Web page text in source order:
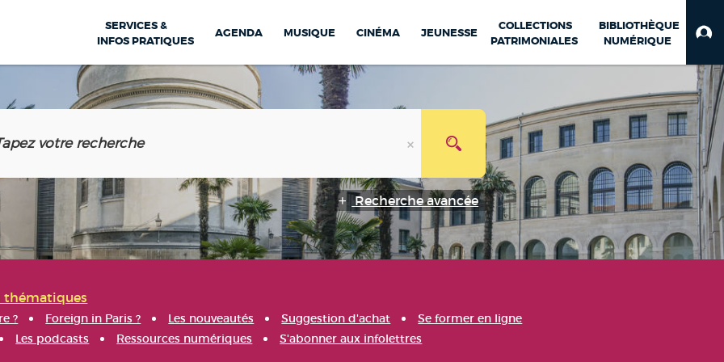
SERVICES &
INFOS PRATIQUES
AGENDA MUSIQUE CINÉMA JEUNESSE
COLLECTIONS
PATRIMONIALES
BIBLIOTHÈQUE
NUMÉRIQUE
Recherche avancée
thématiques
? Foreign in Paris ? Les nouveautés Suggestion d'achat
Se former en ligne
Les podcasts Ressources numériques S'abonner aux infolettres